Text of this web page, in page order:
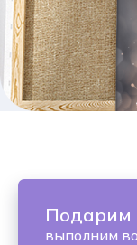
Подарим
выполним